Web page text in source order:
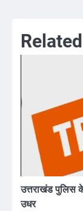
उत्तराखंड पुलिस
उधर